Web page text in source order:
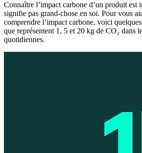
Connaître l’impact carbone d’un produit est
signifie pas grand-chose en soi. Pour vous
comprendre l’impact carbone, voici
que représentent 1, 5 et 20 kg de CO₂ dans
quotidiennes.